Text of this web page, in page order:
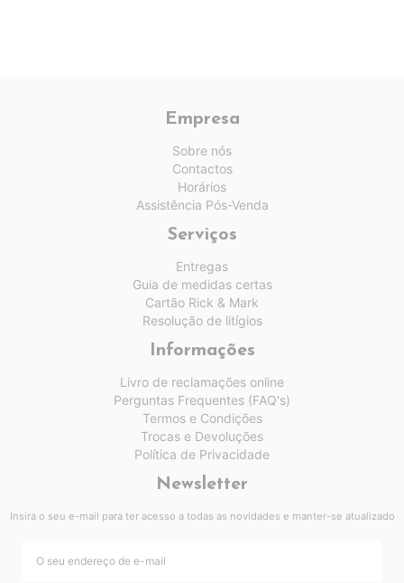
Empresa
Sobre nós
Contactos
Horários
Assistência Pós-Venda
Serviços
Entregas
Guia de medidas certas
Cartão Rick & Mark
Resolução de litígios
Informações
Livro de reclamações online
Perguntas Frequentes (FAQ's)
Termos e Condições
Trocas e Devoluções
Política de Privacidade
Newsletter
Insira o seu e-mail para ter acesso a todas as novidades e manter-se atualizado